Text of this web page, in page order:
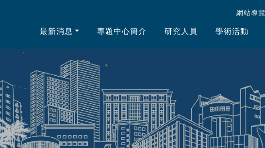
網站導覽
最新消息 專題中心簡介 研究人員 學術活動